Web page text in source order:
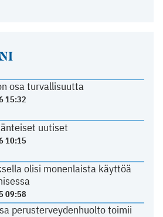
osa turvallisuutta
15:32
uutiset
10:15
olisi monenlaista käyttöä
09:58
perusterveydenhuolto toimii